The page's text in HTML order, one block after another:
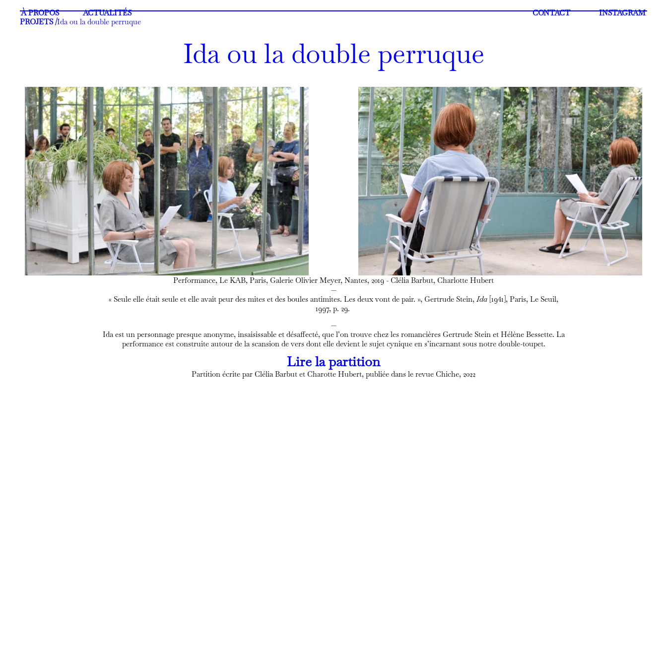
À PROPOS ACTUALITÉS INSTAGRAM
CONTACT
PROJETS /Ida ou la double perruque
Ida ou la double perruque
Performance, Le KAB, Paris, Galerie Olivier Meyer, Nantes, 2019 - Clélia Barbut, Charlotte Hubert
—
« Seule elle était seule et elle avait peur des mites et des boules antimites. Les deux vont de pair. », Gertrude Stein, Ida [1941], Paris, Le Seuil,
1997, p. 29.
—
Ida est un personnage presque anonyme, insaisissable et désaffecté, que l’on trouve chez les romancières Gertrude Stein et Hélène Bessette. La
performance est construite autour de la scansion de vers dont elle devient le sujet cynique en s’incarnant sous notre double-toupet.
Lire la partition
Partition écrite par Clélia Barbut et Charotte Hubert, publiée dans le revue Chiche, 2022